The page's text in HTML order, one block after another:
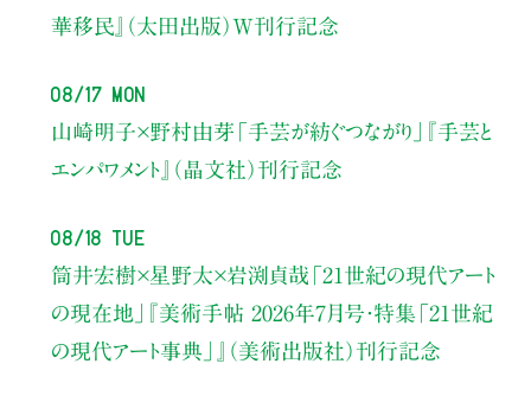
華移民』（太田出版）W刊行記念
08/17 Mon
山崎明子×野村由芽 「手芸が紡ぐつながり」
『手芸と
エンパワメント』（晶文社）刊行記念
08/18 Tue
筒井宏樹×星野太×岩渕貞哉 「21世紀の現代アート
の現在地」
『美術手帖 2026年7月号・特集「21世紀
の現代アート事典」』（美術出版社）刊行記念